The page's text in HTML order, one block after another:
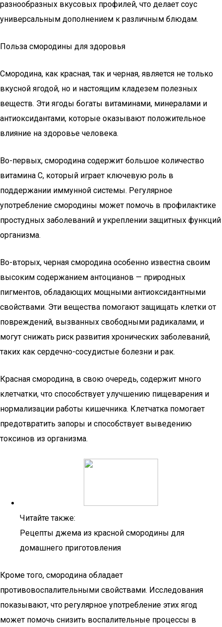
разнообразных вкусовых профилей, что делает соус
универсальным дополнением к различным блюдам.
Польза смородины для здоровья
Смородина, как красная, так и черная, является не только
вкусной ягодой, но и настоящим кладезем полезных
веществ. Эти ягоды богаты витаминами, минералами и
антиоксидантами, которые оказывают положительное
влияние на здоровье человека.
Во-первых, смородина содержит большое количество
витамина C, который играет ключевую роль в
поддержании иммунной системы. Регулярное
употребление смородины может помочь в профилактике
простудных заболеваний и укреплении защитных функций
организма.
Во-вторых, черная смородина особенно известна своим
высоким содержанием антоцианов — природных
пигментов, обладающих мощными антиоксидантными
свойствами. Эти вещества помогают защищать клетки от
повреждений, вызванных свободными радикалами, и
могут снижать риск развития хронических заболеваний,
таких как сердечно-сосудистые болезни и рак.
Красная смородина, в свою очередь, содержит много
клетчатки, что способствует улучшению пищеварения и
нормализации работы кишечника. Клетчатка помогает
предотвратить запоры и способствует выведению
токсинов из организма.
Читайте также:
Рецепты джема из красной смородины для
домашнего приготовления
Кроме того, смородина обладает
противовоспалительными свойствами. Исследования
показывают, что регулярное употребление этих ягод
может помочь снизить воспалительные процессы в